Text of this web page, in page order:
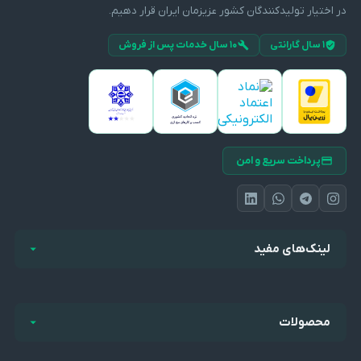
در اختیار تولیدکنندگان کشور عزیزمان ایران قرار دهیم.
۱ سال گارانتی ۱۰ سال خدمات پس از فروش
پرداخت سریع و امن
لینک‌های مفید
محصولات